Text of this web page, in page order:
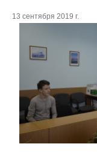
13 сентября 2019 г.